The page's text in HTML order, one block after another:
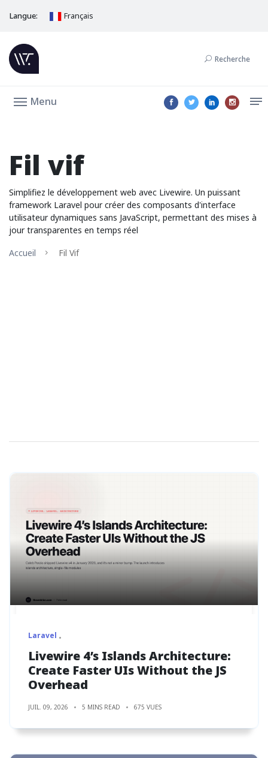
Langue: Français
Recherche
Menu
Fil vif
Simplifiez le développement web avec Livewire. Un puissant
framework Laravel pour créer des composants d'interface
utilisateur dynamiques sans JavaScript, permettant des mises à
jour transparentes en temps réel
Accueil
Fil Vif
Laravel
Livewire 4’s Islands Architecture:
Create Faster UIs Without the JS
Overhead
JUIL. 09, 2026 5 MINS READ 675 VUES